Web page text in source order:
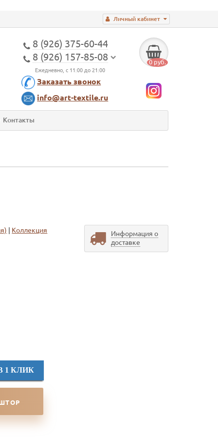
Личный кабинет
8 (926) 375-60-44
8 (926) 157-85-08
Ежедневно, с 11:00 до 21:00
Заказать звонок
info@art-textile.ru
0 руб.
Контакты
Коллекция
1 КЛИК
Информация о
доставке